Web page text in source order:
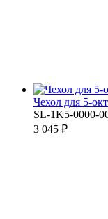
Чехол для 5-
SL-1K5-0000-
3 045 ₽